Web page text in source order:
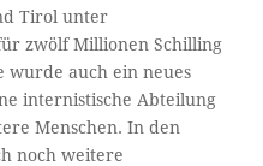
Tirol unter
zwölf Millionen Schilling
wurde auch ein neues
internistische Abteilung
Menschen. In den
noch weitere